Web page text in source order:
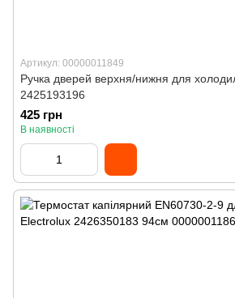
Артикул: 00000011849
Ручка дверей верхня/нижня для
2425193196
425 грн
В наявності